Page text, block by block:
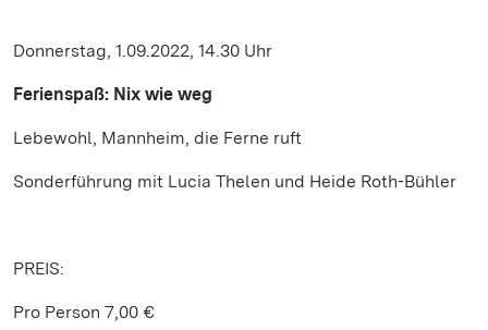
Donnerstag, 1.09.2022, 14.30 Uhr
Ferienspaß: Nix wie weg
Lebewohl, Mannheim, die Ferne ruft
Sonderführung mit Lucia Thelen und Heide Roth-Bühler
PREIS:
Pro Person 7,00 €